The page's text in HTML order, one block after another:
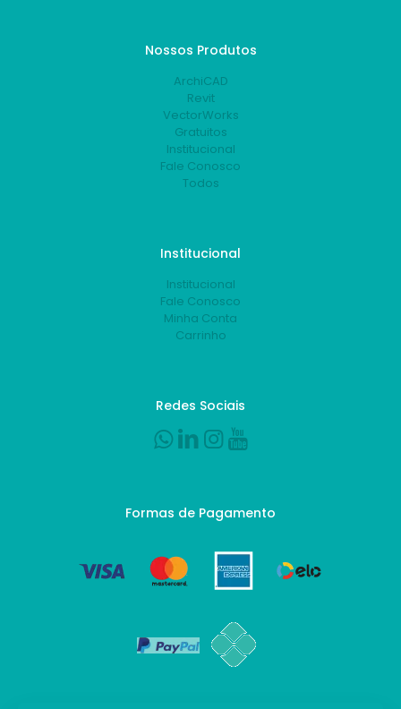
Nossos Produtos
ArchiCAD
Revit
VectorWorks
Gratuitos
Institucional
Fale Conosco
Todos
Institucional
Institucional
Fale Conosco
Minha Conta
Carrinho
Redes Sociais
Formas de Pagamento